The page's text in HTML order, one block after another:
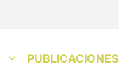
PUBLICACIONES